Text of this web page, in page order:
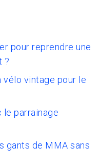
pour reprendre une
?
vélo vintage pour le
le parrainage
gants de MMA sans